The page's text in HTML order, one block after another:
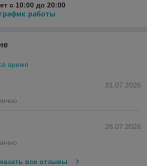
с 10:00 до 20:00
работы
время
31.07.2026
28.07.2026
все отзывы